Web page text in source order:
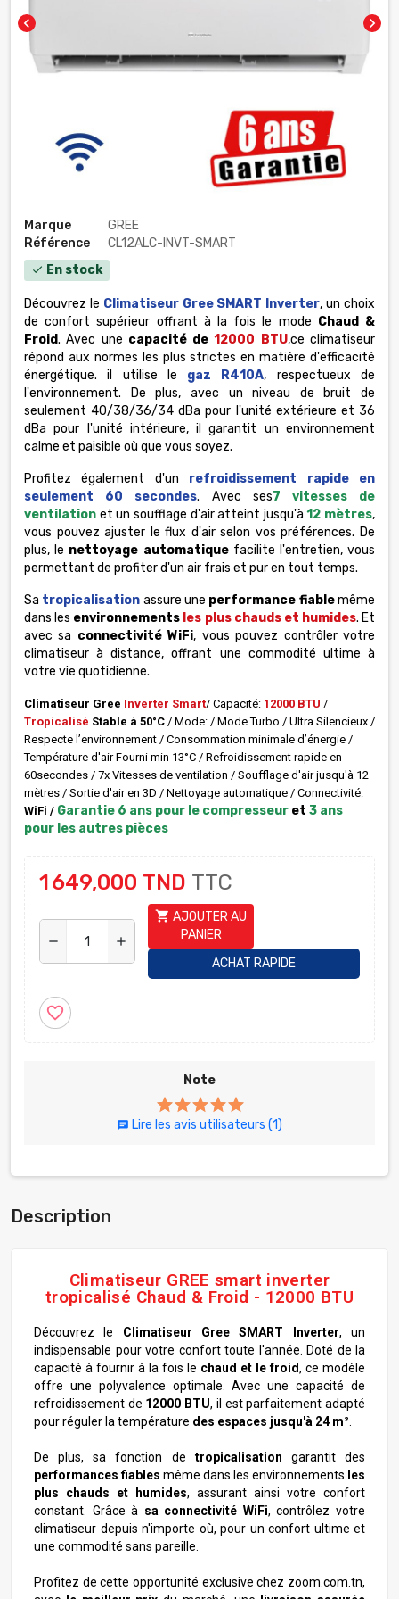
chevron_left chevron_right
Marque
GREE
Référence
CL12ALC-INVT-SMART
check En stock
Découvrez le Climatiseur Gree SMART Inverter, un choix
de confort supérieur offrant à la fois le mode Chaud &
Froid. Avec une capacité de12000 BTU,ce climatiseur
répond aux normes les plus strictes en matière d'efficacité
énergétique. il utilise le gaz R410A, respectueux de
l'environnement. De plus, avec un niveau de bruit de
seulement 40/38/36/34 dBa pour l'unité extérieure et 36
dBa pour l'unité intérieure, il garantit un environnement
calme et paisible où que vous soyez.
Profitez également d'un refroidissement rapide en
seulement 60 secondes. Avec ses7 vitesses de
ventilation et un soufflage d'air atteint jusqu'à12 mètres,
vous pouvez ajuster le flux d'air selon vos préférences. De
plus, le nettoyage automatiquefacilite l'entretien, vous
permettant de profiter d'un air frais et pur en tout temps.
Sa tropicalisation assure une performance fiablemême
dans les environnements les plus chauds et humides. Et
avec sa connectivité WiFi, vous pouvez contrôler votre
climatiseur à distance, offrant une commodité ultime à
votre vie quotidienne.
Climatiseur Gree Inverter Smart/ Capacité: 12000 BTU /
Tropicalisé Stable à 50°C / Mode: / Mode Turbo / Ultra Silencieux /
Respecte l’environnement / Consommation minimale d’énergie /
Température d'air Fourni min 13°C / Refroidissement rapide en
60secondes / 7x Vitesses de ventilation / Soufflage d'air jusqu'à 12
mètres / Sortie d'air en 3D / Nettoyage automatique / Connectivité:
WiFi / Garantie 6 ans pour le compresseur et 3 ans
pour les autres pièces
1 649,000 TND TTC
remove add
shopping_cart AJOUTER AU
PANIER
ACHAT RAPIDE
favorite_border
Note
chat Lire les avis utilisateurs (1)
Description
Climatiseur GREE smart inverter
tropicalisé Chaud & Froid - 12000 BTU
Découvrez le Climatiseur Gree SMART Inverter, un
indispensable pour votre confort toute l'année. Doté de la
capacité à fournir à la fois le chaud et le froid, ce modèle
offre une polyvalence optimale. Avec une capacité de
refroidissement de 12000 BTU, il est parfaitement adapté
pour réguler la température des espaces jusqu'à 24 m².
De plus, sa fonction de tropicalisation garantit des
performances fiables même dans les environnements les
plus chauds et humides, assurant ainsi votre confort
constant. Grâce à sa connectivité WiFi, contrôlez votre
climatiseur depuis n'importe où, pour un confort ultime et
une commodité sans pareille.
Profitez de cette opportunité exclusive chez zoom.com.tn,